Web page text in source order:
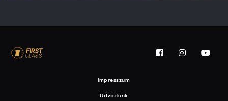
Impresszum
Üdvözlünk